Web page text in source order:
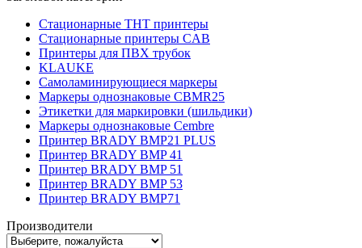
Стационарные THT принтеры
Стационарные принтеры CAB
Принтеры для ПВХ трубок
KLAUKE
Самоламинирующиеся маркеры
Маркеры однознаковые CBMR25
Этикетки для маркировки (шильдики)
Маркеры однознаковые Cembre
Принтер BRADY BMP21 PLUS
Принтер BRADY BMP 41
Принтер BRADY BMP 51
Принтер BRADY BMP 53
Принтер BRADY BMP71
Производители